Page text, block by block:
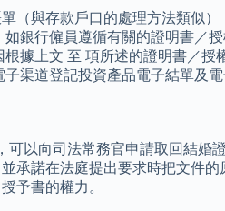
（與存款戶口的處理方法類似
銀行僱員遵循有關的證明書／
據上文 至 項所述的證明書／
渠道登記投資產品電子結單及
以向司法常務官申請取回結
承諾在法庭提出要求時把文件
予書的權力。